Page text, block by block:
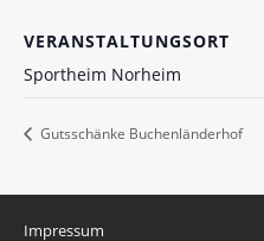
VERANSTALTUNGSORT
Sportheim Norheim
Gutsschänke Buchenländerhof
Impressum